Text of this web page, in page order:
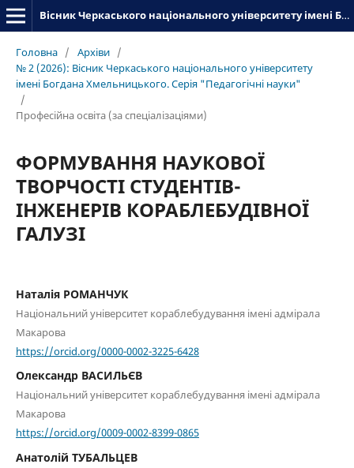
Вісник Черкаського національного університету імені Богдана Хмельницького. Серія_«Педагогічні науки»
Головна / Архіви /
№ 2 (2026): Вісник Черкаського національного університету
імені Богдана Хмельницького. Серія "Педагогічні науки"
/
Професійна освіта (за спеціалізаціями)
ФОРМУВАННЯ НАУКОВОЇ
ТВОРЧОСТІ СТУДЕНТІВ-
ІНЖЕНЕРІВ КОРАБЛЕБУДІВНОЇ
ГАЛУЗІ
Наталія РОМАНЧУК
Національний університет кораблебудування імені адмірала
Макарова
https://orcid.org/0000-0002-3225-6428
Олександр ВАСИЛЬЄВ
Національний університет кораблебудування імені адмірала
Макарова
https://orcid.org/0009-0002-8399-0865
Анатолій ТУБАЛЬЦЕВ